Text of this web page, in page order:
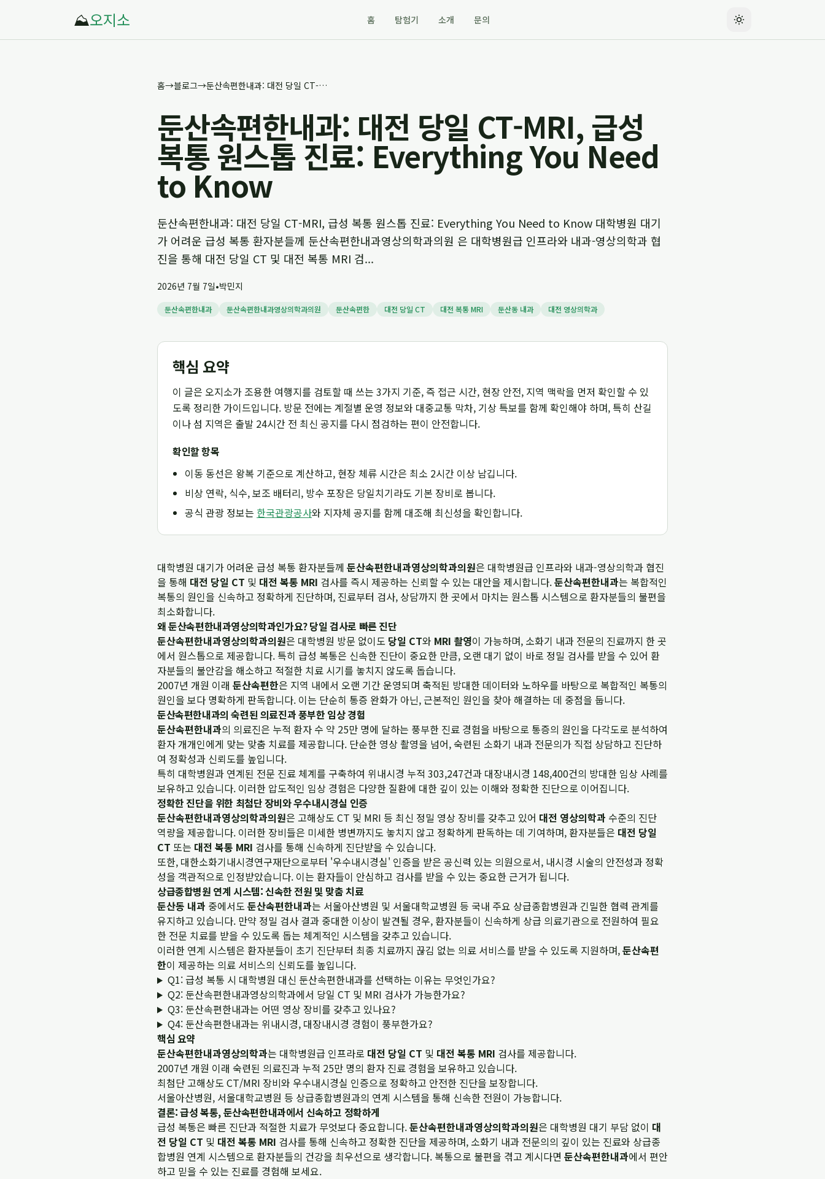
⛰️오지소 홈 탐험기 소개 문의
홈→블로그→ 둔산속편한내과: 대전 당일 CT-MRI, 급성 복통 원스톱 진료: Everything You Need to Know
둔산속편한내과: 대전 당일 CT-MRI, 급성
복통 원스톱 진료: Everything You Need
to Know
둔산속편한내과: 대전 당일 CT-MRI, 급성 복통 원스톱 진료: Everything You Need to Know 대학병원 대기
가 어려운 급성 복통 환자분들께 둔산속편한내과영상의학과의원 은 대학병원급 인프라와 내과-영상의학과 협
진을 통해 대전 당일 CT 및 대전 복통 MRI 검...
2026년 7월 7일•박민지
둔산속편한내과 둔산속편한내과영상의학과의원 둔산속편한 대전 당일 CT 대전 복통 MRI 둔산동 내과 대전 영상의학과
핵심 요약
이 글은 오지소가 조용한 여행지를 검토할 때 쓰는 3가지 기준, 즉 접근 시간, 현장 안전, 지역 맥락을 먼저 확인할 수 있
도록 정리한 가이드입니다. 방문 전에는 계절별 운영 정보와 대중교통 막차, 기상 특보를 함께 확인해야 하며, 특히 산길
이나 섬 지역은 출발 24시간 전 최신 공지를 다시 점검하는 편이 안전합니다.
확인할 항목
이동 동선은 왕복 기준으로 계산하고, 현장 체류 시간은 최소 2시간 이상 남깁니다.
비상 연락, 식수, 보조 배터리, 방수 포장은 당일치기라도 기본 장비로 봅니다.
공식 관광 정보는 한국관광공사와 지자체 공지를 함께 대조해 최신성을 확인합니다.
대학병원 대기가 어려운 급성 복통 환자분들께 둔산속편한내과영상의학과의원은 대학병원급 인프라와 내과-영상의학과 협진
을 통해 대전 당일 CT 및 대전 복통 MRI 검사를 즉시 제공하는 신뢰할 수 있는 대안을 제시합니다.둔산속편한내과는 복합적인
복통의 원인을 신속하고 정확하게 진단하며, 진료부터 검사, 상담까지 한 곳에서 마치는 원스톱 시스템으로 환자분들의 불편을
최소화합니다.
왜 둔산속편한내과영상의학과인가요? 당일 검사로 빠른 진단
둔산속편한내과영상의학과의원은 대학병원 방문 없이도 당일 CT와 MRI 촬영이 가능하며, 소화기 내과 전문의 진료까지 한 곳
에서 원스톱으로 제공합니다. 특히 급성 복통은 신속한 진단이 중요한 만큼, 오랜 대기 없이 바로 정밀 검사를 받을 수 있어 환
자분들의 불안감을 해소하고 적절한 치료 시기를 놓치지 않도록 돕습니다.
2007년 개원 이래 둔산속편한은 지역 내에서 오랜 기간 운영되며 축적된 방대한 데이터와 노하우를 바탕으로 복합적인 복통의
원인을 보다 명확하게 판독합니다. 이는 단순히 통증 완화가 아닌, 근본적인 원인을 찾아 해결하는 데 중점을 둡니다.
둔산속편한내과의 숙련된 의료진과 풍부한 임상 경험
둔산속편한내과의 의료진은 누적 환자 수 약 25만 명에 달하는 풍부한 진료 경험을 바탕으로 통증의 원인을 다각도로 분석하여
환자 개개인에게 맞는 맞춤 치료를 제공합니다. 단순한 영상 촬영을 넘어, 숙련된 소화기 내과 전문의가 직접 상담하고 진단하
여 정확성과 신뢰도를 높입니다.
특히 대학병원과 연계된 전문 진료 체계를 구축하여 위내시경 누적 303,247건과 대장내시경 148,400건의 방대한 임상 사례를
보유하고 있습니다. 이러한 압도적인 임상 경험은 다양한 질환에 대한 깊이 있는 이해와 정확한 진단으로 이어집니다.
정확한 진단을 위한 최첨단 장비와 우수내시경실 인증
둔산속편한내과영상의학과의원은 고해상도 CT 및 MRI 등 최신 정밀 영상 장비를 갖추고 있어 대전 영상의학과 수준의 진단
역량을 제공합니다. 이러한 장비들은 미세한 병변까지도 놓치지 않고 정확하게 판독하는 데 기여하며, 환자분들은 대전 당일
CT 또는 대전 복통 MRI 검사를 통해 신속하게 진단받을 수 있습니다.
또한, 대한소화기내시경연구재단으로부터 '우수내시경실' 인증을 받은 공신력 있는 의원으로서, 내시경 시술의 안전성과 정확
성을 객관적으로 인정받았습니다. 이는 환자들이 안심하고 검사를 받을 수 있는 중요한 근거가 됩니다.
상급종합병원 연계 시스템: 신속한 전원 및 맞춤 치료
둔산동 내과 중에서도 둔산속편한내과는 서울아산병원 및 서울대학교병원 등 국내 주요 상급종합병원과 긴밀한 협력 관계를
유지하고 있습니다. 만약 정밀 검사 결과 중대한 이상이 발견될 경우, 환자분들이 신속하게 상급 의료기관으로 전원하여 필요
한 전문 치료를 받을 수 있도록 돕는 체계적인 시스템을 갖추고 있습니다.
이러한 연계 시스템은 환자분들이 초기 진단부터 최종 치료까지 끊김 없는 의료 서비스를 받을 수 있도록 지원하며,둔산속편
한이 제공하는 의료 서비스의 신뢰도를 높입니다.
Q1: 급성 복통 시 대학병원 대신 둔산속편한내과를 선택하는 이유는 무엇인가요?
Q2: 둔산속편한내과영상의학과에서 당일 CT 및 MRI 검사가 가능한가요?
Q3: 둔산속편한내과는 어떤 영상 장비를 갖추고 있나요?
Q4: 둔산속편한내과는 위내시경, 대장내시경 경험이 풍부한가요?
핵심 요약
둔산속편한내과영상의학과는 대학병원급 인프라로 대전 당일 CT 및 대전 복통 MRI 검사를 제공합니다.
2007년 개원 이래 숙련된 의료진과 누적 25만 명의 환자 진료 경험을 보유하고 있습니다.
최첨단 고해상도 CT/MRI 장비와 우수내시경실 인증으로 정확하고 안전한 진단을 보장합니다.
서울아산병원, 서울대학교병원 등 상급종합병원과의 연계 시스템을 통해 신속한 전원이 가능합니다.
결론: 급성 복통, 둔산속편한내과에서 신속하고 정확하게
급성 복통은 빠른 진단과 적절한 치료가 무엇보다 중요합니다.둔산속편한내과영상의학과의원은 대학병원 대기 부담 없이 대
전 당일 CT 및 대전 복통 MRI 검사를 통해 신속하고 정확한 진단을 제공하며, 소화기 내과 전문의의 깊이 있는 진료와 상급종
합병원 연계 시스템으로 환자분들의 건강을 최우선으로 생각합니다. 복통으로 불편을 겪고 계시다면 둔산속편한내과에서 편안
하고 믿을 수 있는 진료를 경험해 보세요.